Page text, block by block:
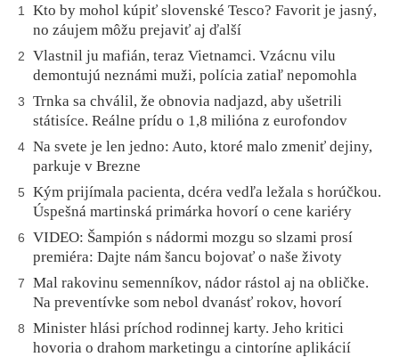
1
Kto by mohol kúpiť slovenské Tesco? Favorit je jasný,
no záujem môžu prejaviť aj ďalší
2
Vlastnil ju mafián, teraz Vietnamci. Vzácnu vilu
demontujú neznámi muži, polícia zatiaľ nepomohla
3
Trnka sa chválil, že obnovia nadjazd, aby ušetrili
státisíce. Reálne prídu o 1,8 milióna z eurofondov
4 Na svete je len jedno: Auto, ktoré malo zmeniť dejiny,
parkuje v Brezne
5
Kým prijímala pacienta, dcéra vedľa ležala s horúčkou.
Úspešná martinská primárka hovorí o cene kariéry
6
VIDEO: Šampión s nádormi mozgu so slzami prosí
premiéra: Dajte nám šancu bojovať o naše životy
7
Mal rakovinu semenníkov, nádor rástol aj na obličke.
Na preventívke som nebol dvanásť rokov, hovorí
8
Minister hlási príchod rodinnej karty. Jeho kritici
hovoria o drahom marketingu a cintoríne aplikácií